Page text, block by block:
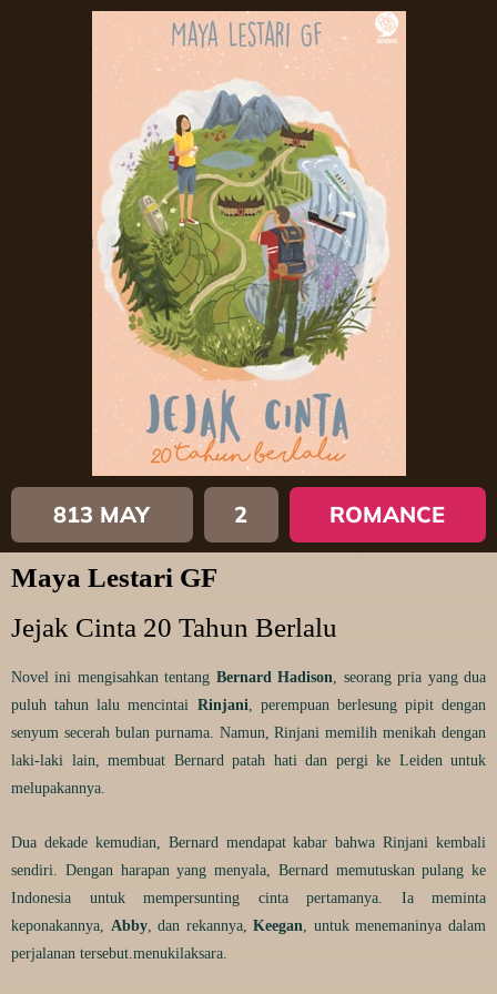
813 MAY 2 ROMANCE
Maya Lestari GF
Jejak Cinta 20 Tahun Berlalu
Novel ini mengisahkan tentang Bernard Hadison, seorang pria yang dua
puluh tahun lalu mencintai Rinjani, perempuan berlesung pipit dengan
senyum secerah bulan purnama. Namun, Rinjani memilih menikah dengan
laki-laki lain, membuat Bernard patah hati dan pergi ke Leiden untuk
melupakannya.
Dua dekade kemudian, Bernard mendapat kabar bahwa Rinjani kembali
sendiri. Dengan harapan yang menyala, Bernard memutuskan pulang ke
Indonesia untuk mempersunting cinta pertamanya. Ia meminta
keponakannya, Abby, dan rekannya,Keegan , untuk menemaninya dalam
perjalanan tersebut. menukilaksara.